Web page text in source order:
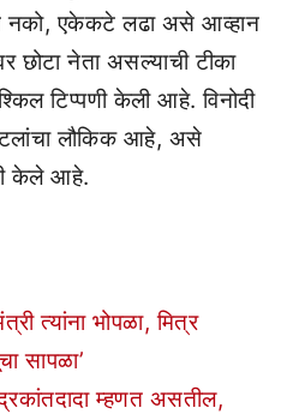
नको, एकेकटे लढा असे आव्हान
छोटा नेता असल्याची टीका
टिप्पणी केली आहे. विनोदी
लौकिक आहे, असे
केले आहे.
त्यांना भोपळा, मित्र
सापळा’
म्हणत असतील,